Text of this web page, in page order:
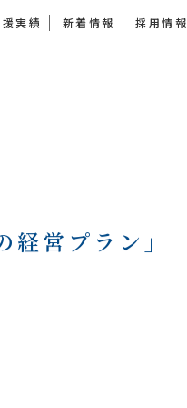
実績 新着情報 採用情報
営プラン」